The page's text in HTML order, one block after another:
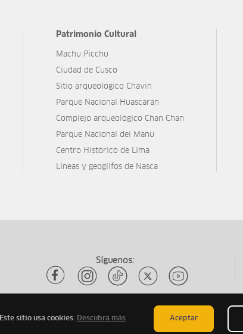
Patrimonio Cultural
Machu Picchu
Ciudad de Cusco
Sitio arqueológico Chavín
Parque Nacional Huascarán
Complejo arqueológico Chan Chan
Parque Nacional del Manu
Centro Histórico de Lima
Líneas y geoglifos de Nasca
Síguenos:
Este sitio usa cookies: Descubra más Aceptar